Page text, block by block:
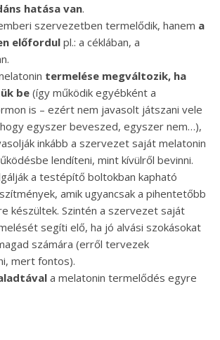
hatása van.
szervezetben termelődik, hanem a
előfordul pl.: a céklában, a
termelése megváltozik, ha
be (így működik egyébként a
is – ezért nem javasolt játszani vele
egyszer beveszed, egyszer nem…),
inkább a szervezet saját melatonin
lendíteni, mint kívülről bevinni.
a testépítő boltokban kapható
amik ugyancsak a pihentetőbb
készültek. Szintén a szervezet saját
segíti elő, ha jó alvási szokásokat
számára (erről tervezek
mert fontos).
a melatonin termelődés egyre